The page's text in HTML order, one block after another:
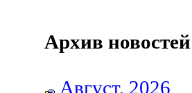
Архив новостей
Август, 2026